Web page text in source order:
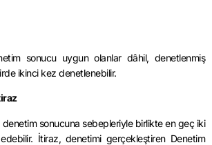
sonucu uygun olanlar dâhil, denetlenmiş
ikinci kez denetlenebilir.
denetim sonucuna sebepleriyle birlikte en geç iki
İtiraz, denetimi gerçekleştiren Denetim